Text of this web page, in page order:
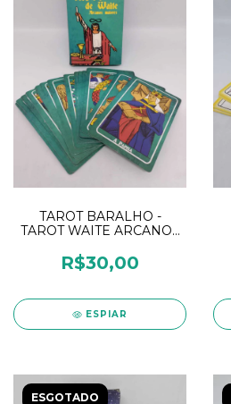
TAROT BARALHO -
TAROT WAITE ARCANOS
R$30,00
ESPIAR
ESGOTADO